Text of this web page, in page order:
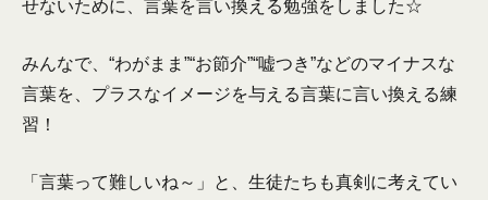
せないために、言葉を言い換える勉強をしました☆
みんなで、“わがまま”“お節介”“嘘つき”などのマイナスな
言葉を、プラスなイメージを与える言葉に言い換える練
習！
「言葉って難しいね～」と、生徒たちも真剣に考えてい